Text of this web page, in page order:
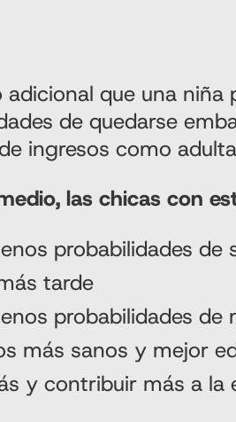
adicional que una niña
de quedarse
ingresos como
las chicas con
probabilidades
tarde
probabilidades de
más sanos y mejor
y contribuir más a la